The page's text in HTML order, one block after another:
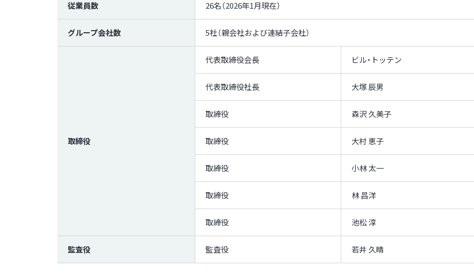
従業員数 26名（2026年1月現在）
グループ会社数 5社（親会社および連結子会社）
取締役
代表取締役会長 ビル・トッテン
代表取締役社長 大塚 辰男
取締役 森沢 久美子
取締役 大村 恵子
取締役 小林 太一
取締役 林 昌洋
取締役 池松 淳
監査役 監査役 若井 久晴